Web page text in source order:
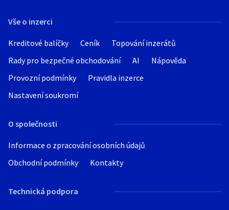
Vše o inzerci
Kreditové balíčky Ceník
Topování inzerátů
Rady pro bezpečné obchodování
AI
Nápověda
Provozní podmínky
Pravidla inzerce
Nastavení soukromí
O společnosti
Informace o zpracování osobních údajů
Obchodní podmínky
Kontakty
Technická podpora